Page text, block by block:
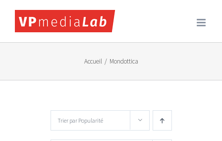
Accueil / Mondottica
Trier par Popularité